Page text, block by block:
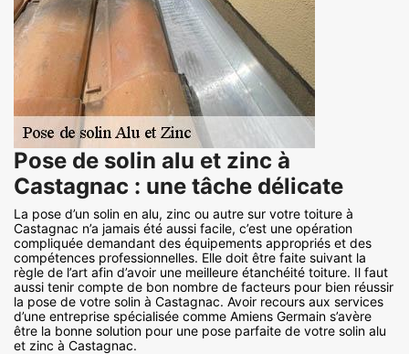
Pose de solin alu et zinc à
Castagnac : une tâche délicate
La pose d’un solin en alu, zinc ou autre sur votre toiture à
Castagnac n’a jamais été aussi facile, c’est une opération
compliquée demandant des équipements appropriés et des
compétences professionnelles. Elle doit être faite suivant la
règle de l’art afin d’avoir une meilleure étanchéité toiture. Il faut
aussi tenir compte de bon nombre de facteurs pour bien réussir
la pose de votre solin à Castagnac. Avoir recours aux services
d’une entreprise spécialisée comme Amiens Germain s’avère
être la bonne solution pour une pose parfaite de votre solin alu
et zinc à Castagnac.